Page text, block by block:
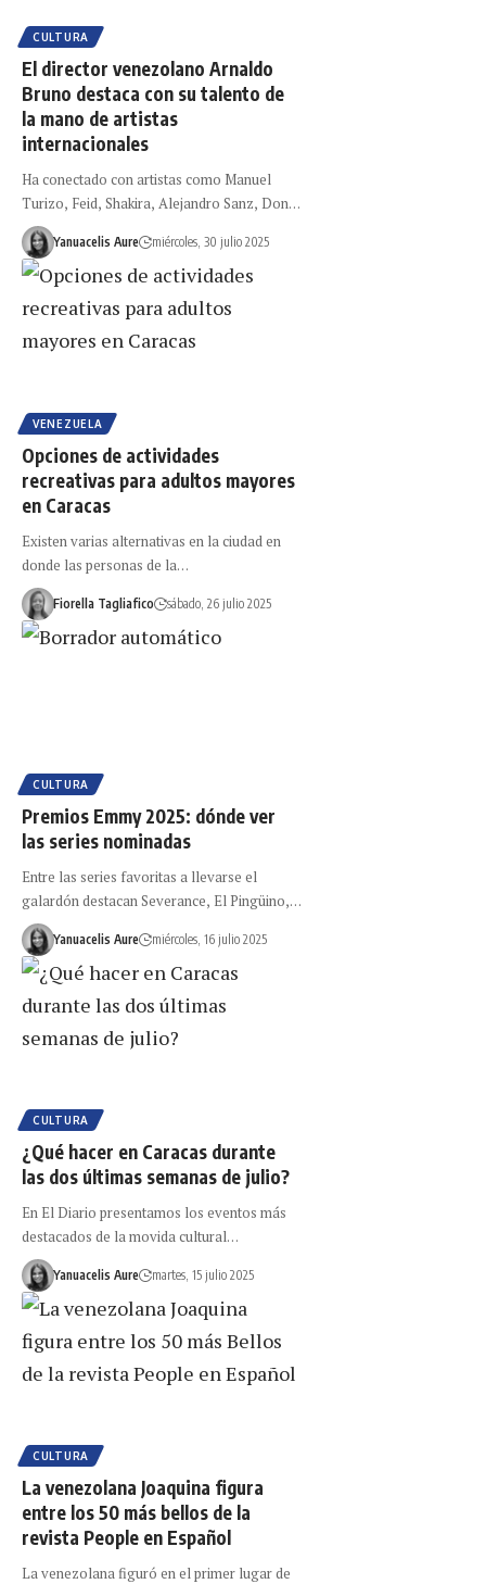
CULTURA
El director venezolano Arnaldo
Bruno destaca con su talento de
la mano de artistas
internacionales
Ha conectado con artistas como Manuel
Turizo, Feid, Shakira, Alejandro Sanz, Don…
Yanuacelis Aure miércoles, 30 julio 2025
VENEZUELA
Opciones de actividades
recreativas para adultos mayores
en Caracas
Existen varias alternativas en la ciudad en
donde las personas de la…
Fiorella Tagliafico sábado, 26 julio 2025
CULTURA
Premios Emmy 2025: dónde ver
las series nominadas
Entre las series favoritas a llevarse el
galardón destacan Severance, El Pingüino,…
Yanuacelis Aure miércoles, 16 julio 2025
CULTURA
¿Qué hacer en Caracas durante
las dos últimas semanas de julio?
En El Diario presentamos los eventos más
destacados de la movida cultural…
Yanuacelis Aure martes, 15 julio 2025
CULTURA
La venezolana Joaquina figura
entre los 50 más bellos de la
revista People en Español
La venezolana figuró en el primer lugar de